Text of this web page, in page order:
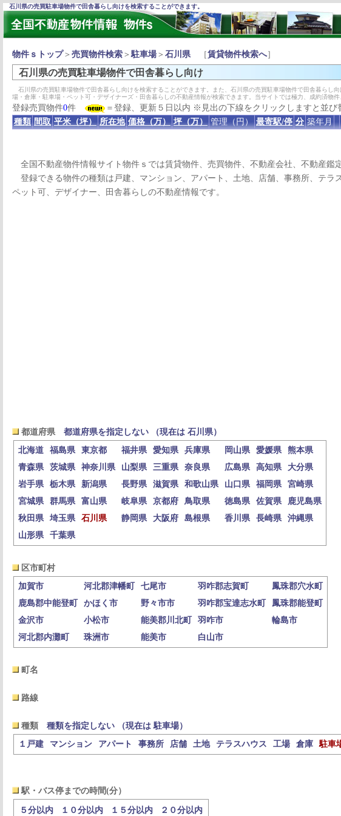
石川県の売買駐車場物件で田舎暮らし向けを検索することができます。
物件ｓトップ＞ 売買物件検索 ＞駐車場 ＞ 石川県［賃貸物件検索へ］
石川県の売買駐車場物件で田舎暮らし向け
石川県の売買駐車場物件で田舎暮らし向けを検索することができます。また、石川県の売買駐車場物件で田舎暮らし
場・倉庫・駐車場・ペット可・デザイナーズ・田舎暮らしの不動産情報が検索できます。当サイトでは極力、成約済物
登録売買物件0件
＝登録、更新５日以内 ※見出の下線をクリックしますと並び
種類 間取 平米（坪） 所在地 価格（万） 坪（万） 管理（円） 最寄駅/停 分 築年月
全国不動産物件情報サイト物件ｓでは賃貸物件、売買物件、不動産会社、不動産鑑
登録できる物件の種類は戸建、マンション、アパート、土地、店舗、事務所、テラ
ペット可、デザイナー、田舎暮らしの不動産情報です。
都道府県
都道府県を指定しない （現在は 石川県）
北海道
福島県 東京都 福井県 愛知県 兵庫県 岡山県 愛媛県
熊本県
青森県
茨城県 神奈川県 山梨県 三重県 奈良県 広島県 高知県
大分県
岩手県
栃木県 新潟県 長野県 滋賀県 和歌山県 山口県 福岡県
宮崎県
宮城県
群馬県 富山県 岐阜県 京都府 鳥取県 徳島県 佐賀県
鹿児島県
秋田県
埼玉県 石川県 静岡県 大阪府 島根県 香川県 長崎県
沖縄県
山形県
千葉県
区市町村
加賀市
河北郡津幡町 七尾市 羽咋郡志賀町
鳳珠郡穴水町
鹿島郡中能登町
かほく市 野々市市 羽咋郡宝達志水町
鳳珠郡能登町
金沢市
小松市 能美郡川北町 羽咋市
輪島市
河北郡内灘町
珠洲市 能美市 白山市
町名
路線
種類
種類を指定しない （現在は 駐車場）
１戸建
マンション アパート 事務所 店舗 土地 テラスハウス 工場 倉庫 駐車
駅・バス停までの時間(分）
５分以内 １０分以内 １５分以内 ２０分以内